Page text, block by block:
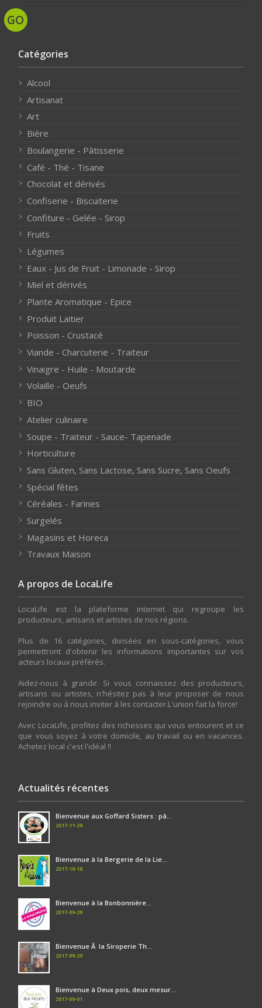
Catégories
Alcool
Artisanat
Art
Bière
Boulangerie - Pâtisserie
Café - Thé - Tisane
Chocolat et dérivés
Confiserie - Biscuiterie
Confiture - Gelée - Sirop
Fruits
Légumes
Eaux - Jus de Fruit - Limonade - Sirop
Miel et dérivés
Plante Aromatique - Epice
Produit Laitier
Poisson - Crustacé
Viande - Charcuterie - Traiteur
Vinaigre - Huile - Moutarde
Volaille - Oeufs
BIO
Atelier culinaire
Soupe - Traiteur - Sauce- Tapenade
Horticulture
Sans Gluten, Sans Lactose, Sans Sucre, Sans Oeufs
Spécial fêtes
Céréales - Farines
Surgelés
Magasins et Horeca
Travaux Maison
A propos de LocaLife
LocaLife est la plateforme internet qui regroupe les
producteurs, artisans et artistes de nos régions.
Plus de 16 catégories, divisées en sous-catégories, vous
permettront d'obtenir les informations importantes sur vos
acteurs locaux préférés.
Aidez-nous à grandir. Si vous connaissez des producteurs,
artisans ou artistes, n'hésitez pas à leur proposer de nous
rejoindre ou à nous inviter à les contacter.L'union fait la force!
Avec LocaLife, profitez des richesses qui vous entourent et ce
que vous soyez à votre domicile, au travail ou en vacances.
Achetez local c'est l'idéal !!
Actualités récentes
Bienvenue aux Goffard Sisters : pâ...
2017-11-29
Bienvenue à la Bergerie de la Lie...
2017-10-18
Bienvenue à la Bonbonnière...
2017-09-29
Bienvenue Ã la Siroperie Th...
2017-09-29
Bienvenue à Deux pois, deux mesur...
2017-09-01